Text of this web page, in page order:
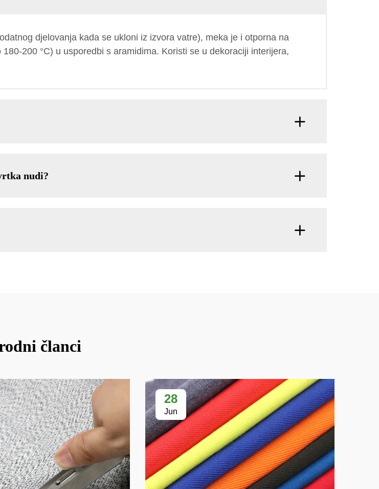
djelovanja kada se ukloni iz izvora vatre), meka je i otporna na
200 °C) u usporedbi s aramidima. Koristi se u dekoraciji interijera,
nudi?
članci
28
Jun